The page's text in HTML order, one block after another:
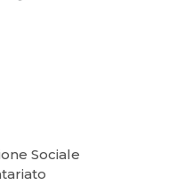
Sociale